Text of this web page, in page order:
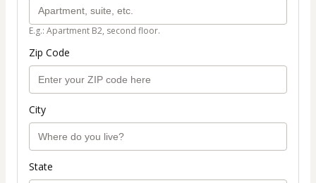
E.g.: Apartment B2, second floor.
Zip Code
City
State